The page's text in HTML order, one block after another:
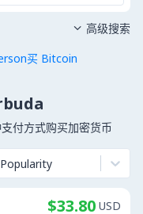
买 Bitcoin
 高级搜索
付方式购买加密货币
Popularity
$33.80 USD